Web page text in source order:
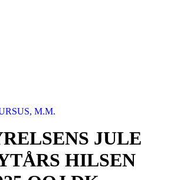
M.M.
JULE
HILSEN